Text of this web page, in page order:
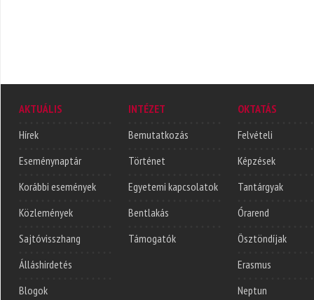
AKTUÁLIS
Hírek
Eseménynaptár
Korábbi események
Közlemények
Sajtóvisszhang
Álláshirdetés
Blogok
INTÉZET
Bemutatkozás
Történet
Egyetemi kapcsolatok
Bentlakás
Támogatók
OKTATÁS
Felvételi
Képzések
Tantárgyak
Órarend
Ösztöndíjak
Erasmus
Neptun